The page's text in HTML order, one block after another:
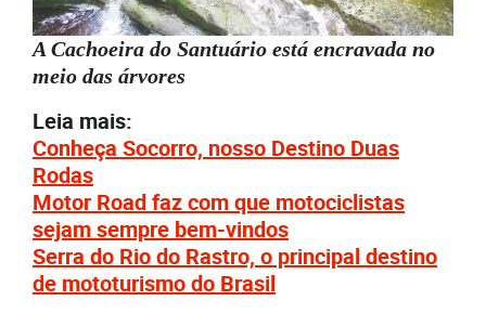
A Cachoeira do Santuário está encravada no
meio das árvores
Leia mais:
Conheça Socorro, nosso Destino Duas
Rodas
Motor Road faz com que motociclistas
sejam sempre bem-vindos
Serra do Rio do Rastro, o principal destino
de mototurismo do Brasil